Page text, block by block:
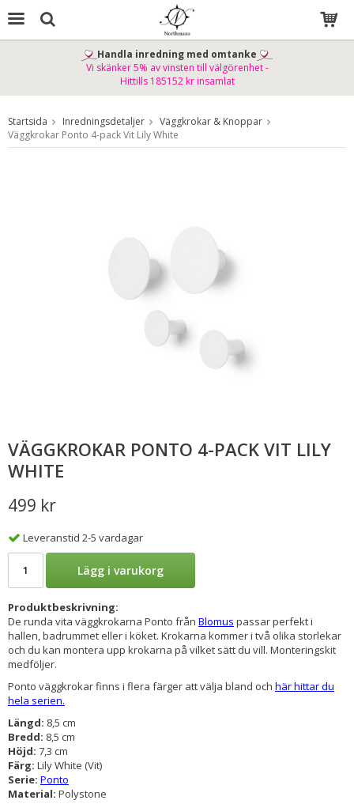
Produkten har blivit tillagd i varukorgen
Handla inredning med omtanke
Vi skänker 5% av vinsten till välgörenhet -
Hittills 185152 kr insamlat
Startsida Inredningsdetaljer
Väggkrokar & Knoppar
Väggkrokar Ponto 4-pack Vit Lily White
VÄGGKROKAR PONTO 4-PACK VIT LILY
WHITE
499 kr
Leveranstid 2-5 vardagar
Lägg i varukorg
Produktbeskrivning:
De runda vita väggkrokarna Ponto från Blomus passar perfekt i
hallen, badrummet eller i köket. Krokarna kommer i två olika storlekar
och du kan montera upp krokarna på vilket sätt du vill. Monteringskit
medföljer.
Ponto väggkrokar finns i flera färger att välja bland och här hittar du
hela serien.
Längd: 8,5 cm
Bredd: 8,5 cm
Höjd: 7,3 cm
Färg: Lily White (Vit)
Serie: Ponto
Material: Polystone